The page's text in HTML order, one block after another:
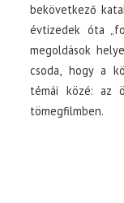
bekövetkező
évtizedek óta
megoldások
csoda, hogy a
témái közé: az
tömegfilmben.